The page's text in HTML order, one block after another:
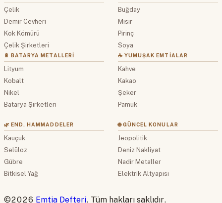
Çelik
Demir Cevheri
Kok Kömürü
Çelik Şirketleri
🔋 BATARYA METALLERI
Lityum
Kobalt
Nikel
Batarya Şirketleri
Buğday
Mısır
Pirinç
Soya
☕ YUMUŞAK EMTIALAR
Kahve
Kakao
Şeker
Pamuk
🌿 END. HAMMADDELER
Kauçuk
Selüloz
Gübre
Bitkisel Yağ
🌐 GÜNCEL KONULAR
Jeopolitik
Deniz Nakliyat
Nadir Metaller
Elektrik Altyapısı
©2026 Emtia Defteri. Tüm hakları saklıdır.